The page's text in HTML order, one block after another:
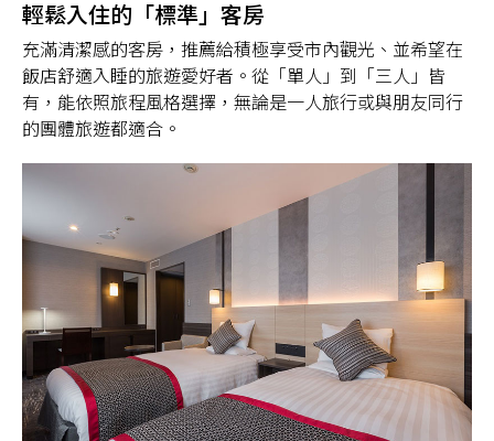
輕鬆入住的「標準」客房
充滿清潔感的客房，推薦給積極享受市內觀光、並希望在
飯店舒適入睡的旅遊愛好者。從「單人」到「三人」皆
有，能依照旅程風格選擇，無論是一人旅行或與朋友同行
的團體旅遊都適合。